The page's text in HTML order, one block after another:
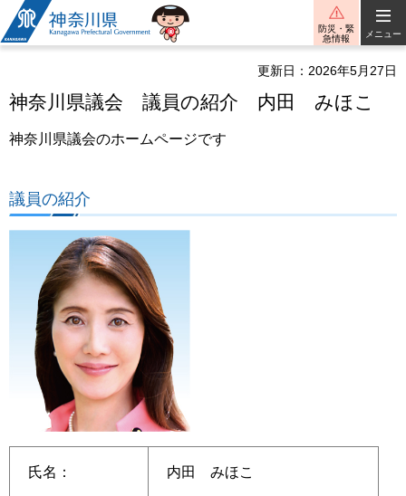
神奈川県
防災・緊
急情報
メニュー
更新日：2026年5月27日
神奈川県議会 議員の紹介 内田 みほこ
神奈川県議会のホームページです
議員の紹介
氏名： 内田 みほこ